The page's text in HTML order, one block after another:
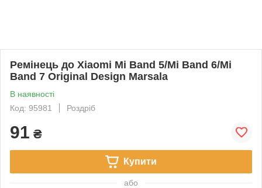
Ремінець до Xiaomi Mi Band 5/Mi Band 6/Mi
Band 7 Original Design Marsala
В наявності
Код: 95981
Роздріб
91 ₴
Купити
або